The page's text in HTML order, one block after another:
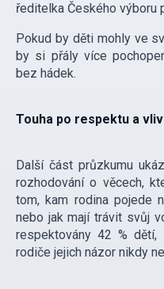
ředitelka Českého výboru
Pokud by děti mohly ve
by si přály více
bez hádek.
Touha po respektu a
Další část průzkumu
rozhodování o věcech,
tom, kam rodina pojede
nebo jak mají trávit svůj
respektovány 42 %
rodiče jejich názor nikdy